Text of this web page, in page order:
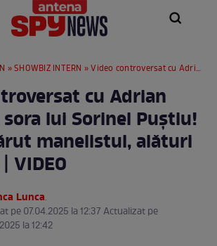
»SHOWBIZ INTERN » Video controversat cu Adrian Minune și sora lui Sorinel Puștiu! Cum a apărut manelistul, alături de Liliana | VIDEO
cu Adrian
lui Sorinel Puștiu!
manelistul, alături
VIDEO
Lunca.
pe 07.04.2025 la 12:37 Actualizat pe
la 12:42